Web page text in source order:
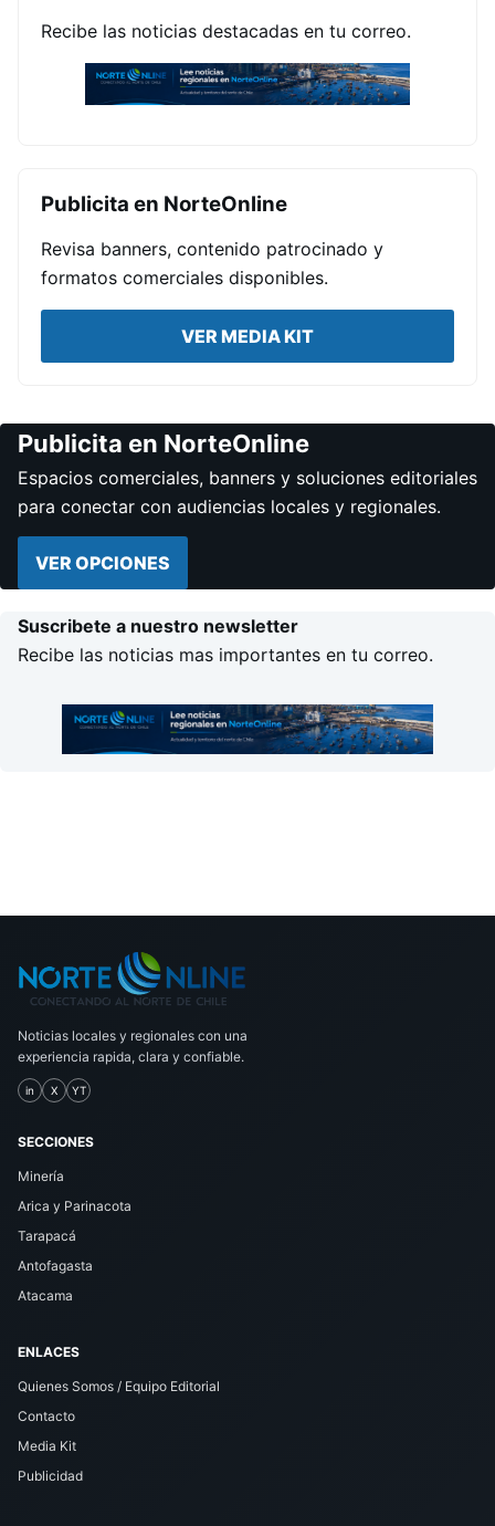
Recibe las noticias destacadas en tu correo.
Publicita en NorteOnline
Revisa banners, contenido patrocinado y
formatos comerciales disponibles.
VER MEDIA KIT
Publicita en NorteOnline
Espacios comerciales, banners y soluciones editoriales
para conectar con audiencias locales y regionales.
VER OPCIONES
Suscribete a nuestro newsletter
Recibe las noticias mas importantes en tu correo.
Noticias locales y regionales con una
experiencia rapida, clara y confiable.
in X YT
SECCIONES
Minería
Arica y Parinacota
Tarapacá
Antofagasta
Atacama
ENLACES
Quienes Somos / Equipo Editorial
Contacto
Media Kit
Publicidad